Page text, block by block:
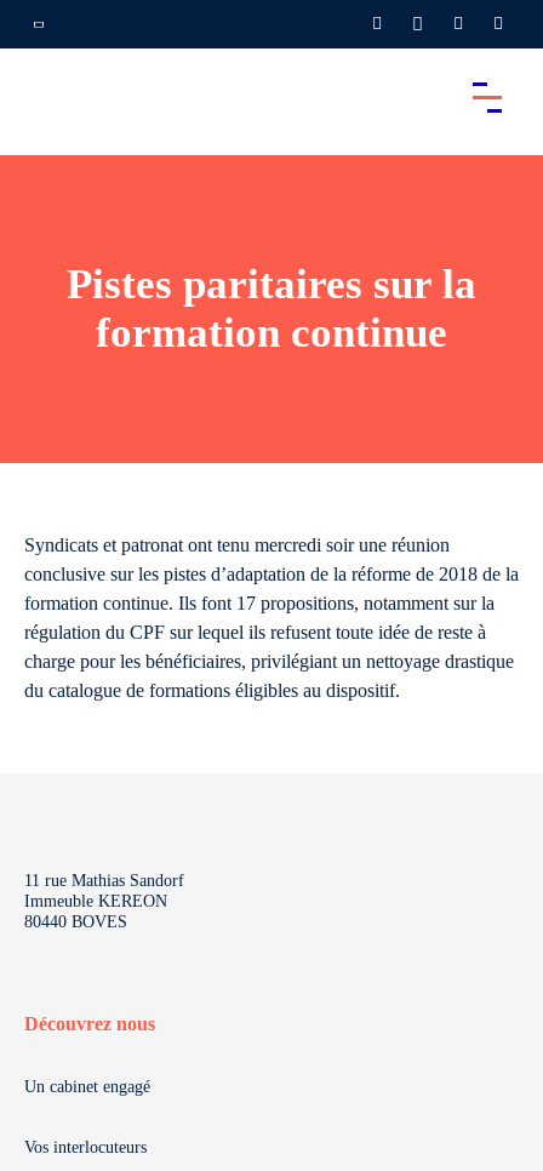
Pistes paritaires sur la
formation continue
Syndicats et patronat ont tenu mercredi soir une réunion
conclusive sur les pistes d’adaptation de la réforme de 2018 de la
formation continue. Ils font 17 propositions, notamment sur la
régulation du CPF sur lequel ils refusent toute idée de reste à
charge pour les bénéficiaires, privilégiant un nettoyage drastique
du catalogue de formations éligibles au dispositif.
11 rue Mathias Sandorf
Immeuble KEREON
80440 BOVES
Découvrez nous
Un cabinet engagé
Vos interlocuteurs